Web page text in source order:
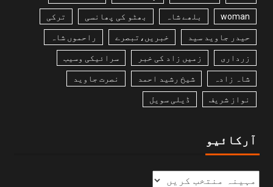
woman بلھے شاہ بھٹو کی پھانسی ترکی
حیدر جاوید سید خبریں،تبصرے راحموں شاہ
زرداری زمیں زاد کی خبر سرائیکی وسیب
شاہ زادہ شیخ رشید احمد نصرت جاوید
نواز شریف ڈیلی سویل
آرکائیو